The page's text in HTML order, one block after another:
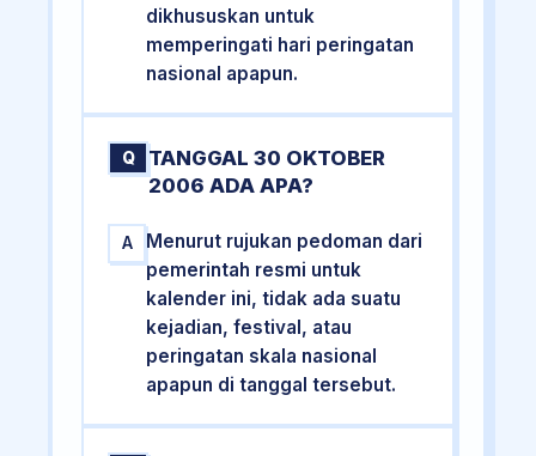
dikhususkan untuk
memperingati hari peringatan
nasional apapun.
Q
TANGGAL 30 OKTOBER
2006 ADA APA?
A
Menurut rujukan pedoman dari
pemerintah resmi untuk
kalender ini, tidak ada suatu
kejadian, festival, atau
peringatan skala nasional
apapun di tanggal tersebut.